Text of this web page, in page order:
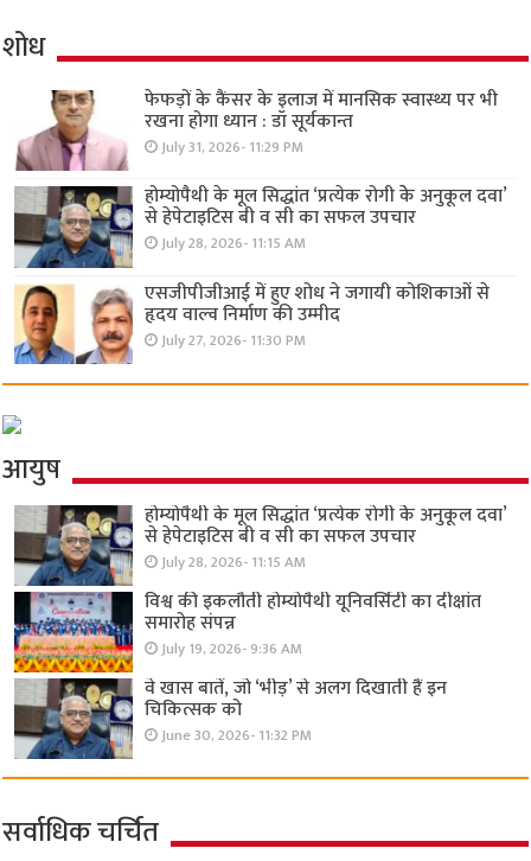
शोध
फेफड़ों के कैंसर के इलाज में मानसिक स्वास्थ्य पर भी
रखना होगा ध्यान : डॉ सूर्यकान्त
July 31, 2026- 11:29 PM
होम्योपैथी के मूल सिद्धांत ‘प्रत्येक रोगी केे अनुकूल दवा’
से हेपेटाइटिस बी व सी का सफल उपचार
July 28, 2026- 11:15 AM
एसजीपीजीआई में हुए शोध ने जगायी कोशिकाओं से
हृदय वाल्व निर्माण की उम्मीद
July 27, 2026- 11:30 PM
आयुष
होम्योपैथी के मूल सिद्धांत ‘प्रत्येक रोगी केे अनुकूल दवा’
से हेपेटाइटिस बी व सी का सफल उपचार
July 28, 2026- 11:15 AM
विश्व की इकलौती होम्योपैथी यूनिवर्सिटी का दीक्षांत
समारोह संपन्न
July 19, 2026- 9:36 AM
वे खास बातें, जो ‘भीड़’ से अलग दिखाती हैं इन
चिकित्सक को
June 30, 2026- 11:32 PM
सर्वाधिक चर्चित